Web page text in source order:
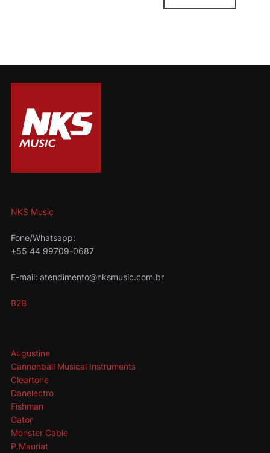
NKS Music
Fone/Whatsapp:
+55 44 99709-0687
E-mail: atendimento@nksmusic.com.br
B2B
Augustine
Cannonball Musical Instruments
Cleartone
Danelectro
Fishman
Gator
Monster Cable
P.Mauriat